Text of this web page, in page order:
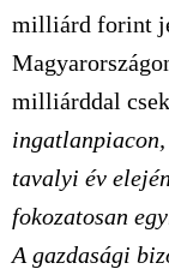
milliárd forint
milliárddal
tavalyi év
fokozatosan
A gazdasági